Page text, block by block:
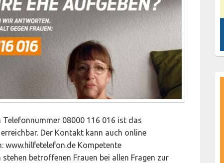
08000 116 016 ist das
Der Kontakt kann auch online
www.hilfetelefon.de Kompetente
betroffenen Frauen bei allen Fragen zur